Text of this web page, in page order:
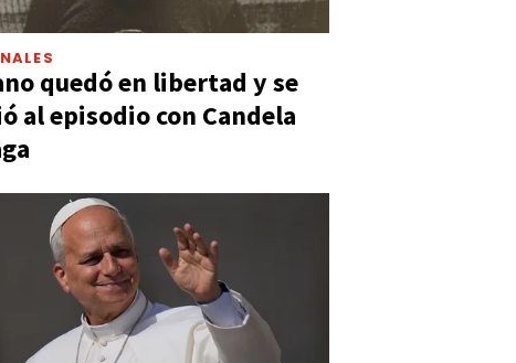
quedó en libertad y se
al episodio con Candela